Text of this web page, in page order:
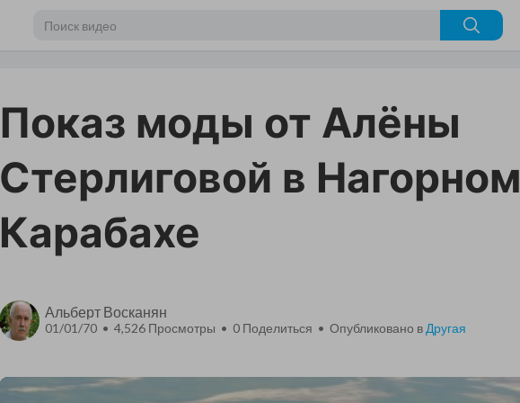
Показ моды от Алёны
Стерлиговой в Нагорном
Карабахе
Альберт Восканян
01/01/70 • 4,526 Просмотры • 0 Поделиться • Опубликовано в Другая